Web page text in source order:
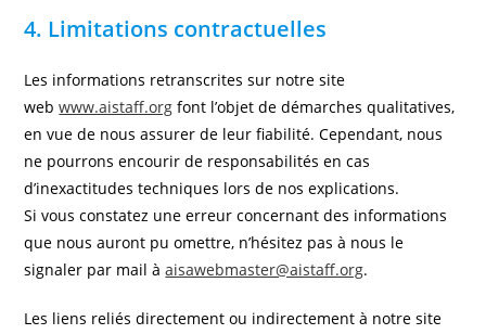
4. Limitations contractuelles
Les informations retranscrites sur notre site
webwww.aistaff.org font l’objet de démarches qualitatives,
en vue de nous assurer de leur fiabilité. Cependant, nous
ne pourrons encourir de responsabilités en cas
d’inexactitudes techniques lors de nos explications.
Si vous constatez une erreur concernant des informations
que nous auront pu omettre, n’hésitez pas à nous le
signaler par mail àaisawebmaster@aistaff.org.
Les liens reliés directement ou indirectement à notre site